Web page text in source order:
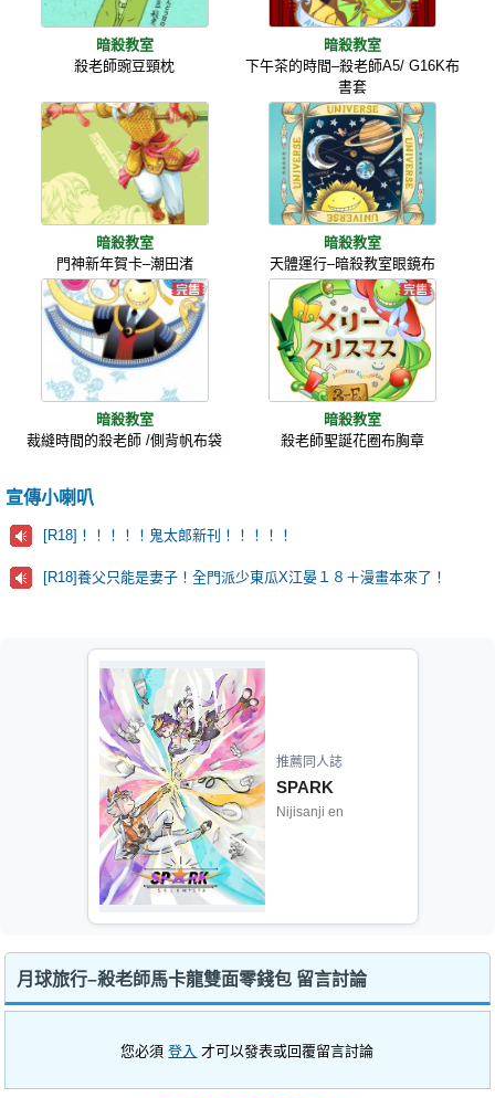
暗殺教室
殺老師豌豆頸枕
暗殺教室
下午茶的時間–殺老師A5/ G16K布
書套
暗殺教室
門神新年賀卡–潮田渚
暗殺教室
天體運行–暗殺教室眼鏡布
暗殺教室
裁縫時間的殺老師 /側背帆布袋
暗殺教室
殺老師聖誕花圈布胸章
宣傳小喇叭
[R18]！！！！！鬼太郎新刊！！！！！
[R18]養父只能是妻子！全門派少東瓜X江晏１８＋漫畫本來了！
推薦同人誌
SPARK
Nijisanji en
月球旅行–殺老師馬卡龍雙面零錢包 留言討論
您必須登入 才可以發表或回覆留言討論